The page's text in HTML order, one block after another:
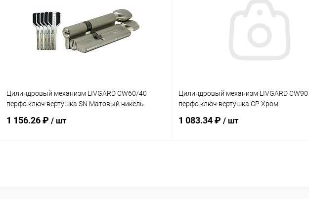
Купить в 1 клик Сравнение
В избранное В наличии
Цилиндровый механизм LIVGARD CW60/40
перфо.ключ-вертушка SN Матовый никель
1 156.26 ₽ / шт
Купить в 1 клик Сравнение
Цилиндровый механизм LIVGARD CW90
перфо.ключ-вертушка CP Хром
1 083.34 ₽ / шт
Купить в 1 клик Сравнение